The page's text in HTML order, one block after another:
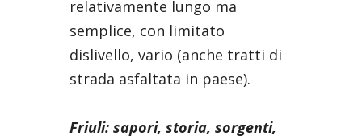
relativamente lungo ma
semplice, con limitato
dislivello, vario (anche tratti di
strada asfaltata in paese).
Friuli: sapori, storia, sorgenti,